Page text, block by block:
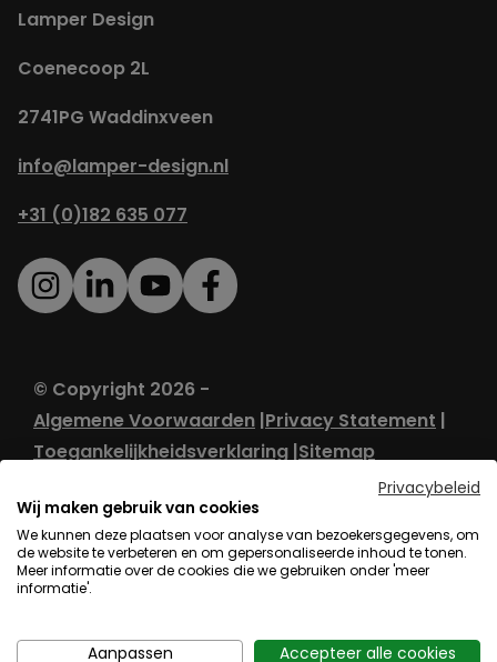
Privacybeleid
Wij maken gebruik van cookies
We kunnen deze plaatsen voor analyse van bezoekersgegevens, om
de website te verbeteren en om gepersonaliseerde inhoud te tonen.
Meer informatie over de cookies die we gebruiken onder 'meer
informatie'.
Aanpassen Accepteer alle cookies
Lamper Design
Coenecoop 2L
2741PG Waddinxveen
info@lamper-design.nl
+31 (0)182 635 077
© Copyright 2026 -
Algemene Voorwaarden Privacy Statement
Toegankelijkheidsverklaring Sitemap